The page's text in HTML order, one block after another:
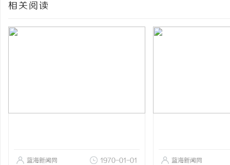
相关阅读
蓝海新闻网 1970-01-01 蓝海新闻网